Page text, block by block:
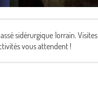
sidérurgique lorrain. Visites
vous attendent !